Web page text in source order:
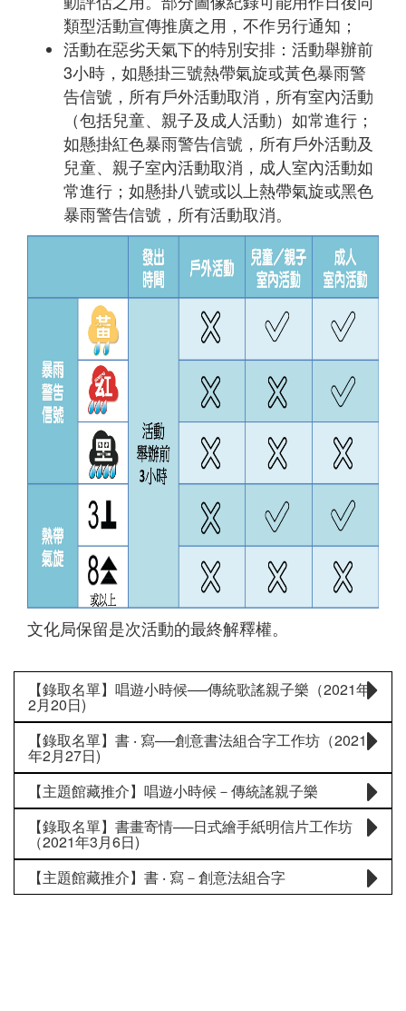
類型活動宣傳推廣之用，不作另行通知；
活動在惡劣天氣下的特別安排：活動舉辦前
3小時，如懸掛三號熱帶氣旋或黃色暴雨警
告信號，所有戶外活動取消，所有室內活動
（包括兒童、親子及成人活動）如常進行；
如懸掛紅色暴雨警告信號，所有戶外活動及
兒童、親子室內活動取消，成人室內活動如
常進行；如懸掛八號或以上熱帶氣旋或黑色
暴雨警告信號，所有活動取消。
文化局保留是次活動的最終解釋權。
【錄取名單】唱遊小時候──傳統歌謠親子樂（2021年
2月20日)
【錄取名單】書 ‧ 寫──創意書法組合字工作坊（2021
年2月27日)
【主題館藏推介】唱遊小時候－傳統謠親子樂
【錄取名單】書畫寄情──日式繪手紙明信片工作坊
（2021年3月6日)
【主題館藏推介】書 ‧ 寫－創意法組合字